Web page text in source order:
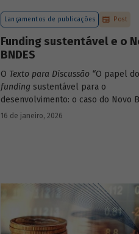
Lançamentos de publicações Post
Funding sustentável e o
BNDES
O Texto para Discussão “O papel do
funding sustentável para o
desenvolvimento: o caso do Novo
de autoria de João Emboava Vaz,
16 de janeiro, 2026